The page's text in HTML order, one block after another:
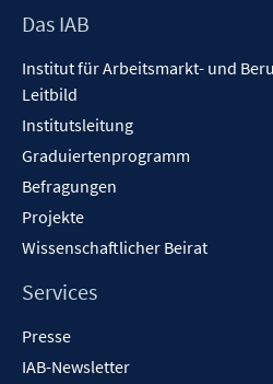
Footer
Das IAB
Institut für Arbeitsmarkt- und
Leitbild
Institutsleitung
Graduiertenprogramm
Befragungen
Projekte
Wissenschaftlicher Beirat
Services
Presse
IAB-Newsletter